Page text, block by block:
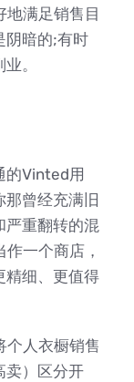
满足销售目
阴暗的;有时
。
的Vinted用
那曾经充满旧
严重翻转的混
一个商店，
精细、更值得
人衣橱销售
卖）区分开